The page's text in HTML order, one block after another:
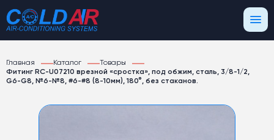
Главная Каталог
Товары
Фитинг RC-U07210 врезной «сростка», под обжим, сталь, 3/8-1/2,
G6-G8, №6-№8, #6-#8 (8-10мм), 180°, без стаканов.